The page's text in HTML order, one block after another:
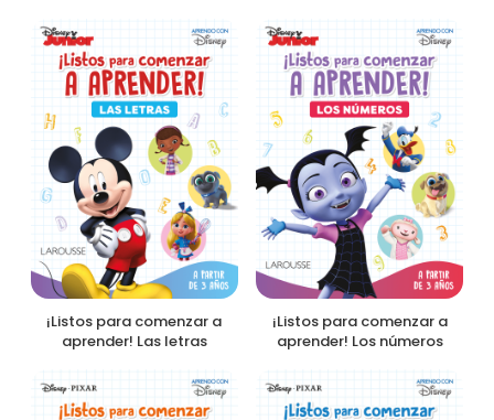
¡Listos para comenzar a
aprender! Las letras
¡Listos para comenzar a
aprender! Los números